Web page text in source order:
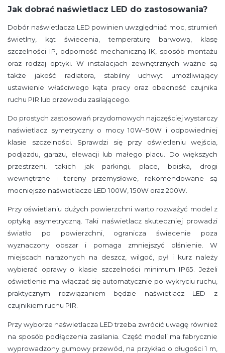
Jak dobrać naświetlacz LED do zastosowania?
Dobór naświetlacza LED powinien uwzględniać moc, strumień
świetlny, kąt świecenia, temperaturę barwową, klasę
szczelności IP, odporność mechaniczną IK, sposób montażu
oraz rodzaj optyki. W instalacjach zewnętrznych ważne są
także jakość radiatora, stabilny uchwyt umożliwiający
ustawienie właściwego kąta pracy oraz obecność czujnika
ruchu PIR lub przewodu zasilającego.
Do prostych zastosowań przydomowych najczęściej wystarczy
naświetlacz symetryczny o mocy 10W–50W i odpowiedniej
klasie szczelności. Sprawdzi się przy oświetleniu wejścia,
podjazdu, garażu, elewacji lub małego placu. Do większych
przestrzeni, takich jak parkingi, place, boiska, drogi
wewnętrzne i tereny przemysłowe, rekomendowane są
mocniejsze naświetlacze LED 100W, 150W oraz 200W.
Przy oświetlaniu dużych powierzchni warto rozważyć model z
optyką asymetryczną. Taki naświetlacz skuteczniej prowadzi
światło po powierzchni, ogranicza świecenie poza
wyznaczony obszar i pomaga zmniejszyć olśnienie. W
miejscach narażonych na deszcz, wilgoć, pył i kurz należy
wybierać oprawy o klasie szczelności minimum IP65. Jeżeli
oświetlenie ma włączać się automatycznie po wykryciu ruchu,
praktycznym rozwiązaniem będzie naświetlacz LED z
czujnikiem ruchu PIR.
Przy wyborze naświetlacza LED trzeba zwrócić uwagę również
na sposób podłączenia zasilania. Część modeli ma fabrycznie
wyprowadzony gumowy przewód, na przykład o długości 1 m,